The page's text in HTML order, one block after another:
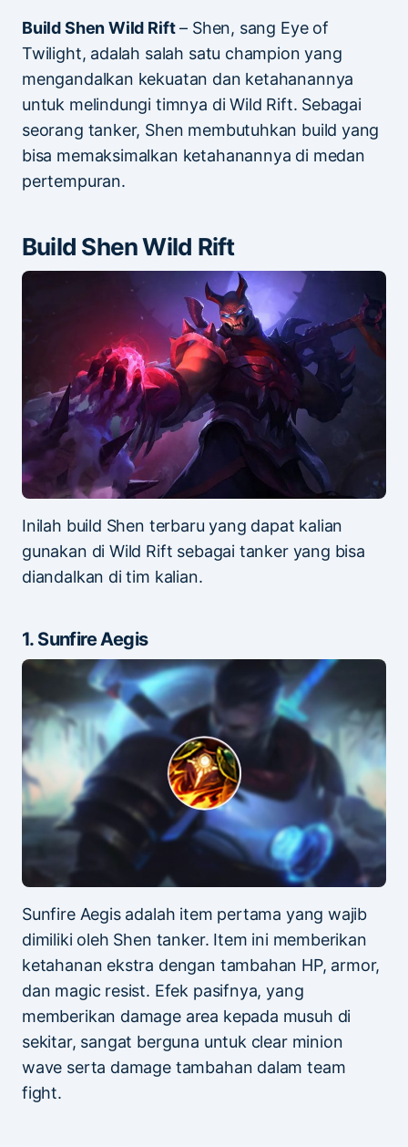
Build Shen Wild Rift– Shen, sang Eye of
Twilight, adalah salah satu champion yang
mengandalkan kekuatan dan ketahanannya
untuk melindungi timnya di Wild Rift. Sebagai
seorang tanker, Shen membutuhkan build yang
bisa memaksimalkan ketahanannya di medan
pertempuran.
Build Shen Wild Rift
Inilah build Shen terbaru yang dapat kalian
gunakan di Wild Rift sebagai tanker yang bisa
diandalkan di tim kalian.
1. Sunfire Aegis
Sunfire Aegis adalah item pertama yang wajib
dimiliki oleh Shen tanker. Item ini memberikan
ketahanan ekstra dengan tambahan HP, armor,
dan magic resist. Efek pasifnya, yang
memberikan damage area kepada musuh di
sekitar, sangat berguna untuk clear minion
wave serta damage tambahan dalam team
fight.